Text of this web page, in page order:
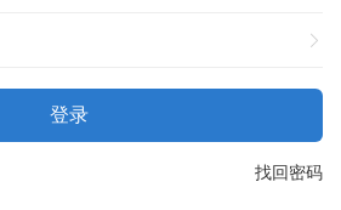
登录
找回密码